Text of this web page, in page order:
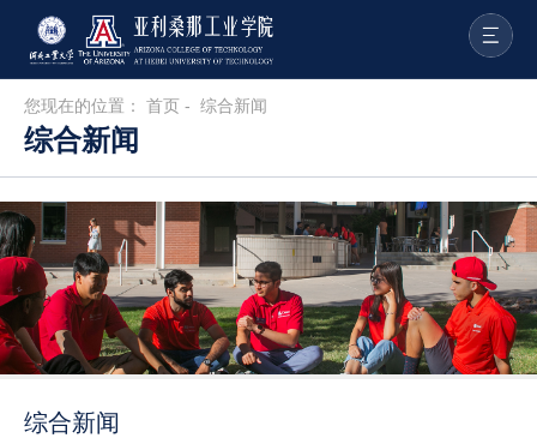
您现在的位置： 首页 - 综合新闻
综合新闻
综合新闻